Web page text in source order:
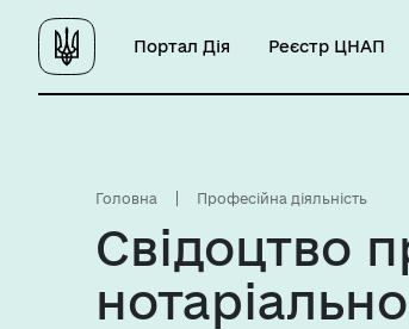
Портал Дія Реєстр ЦНАП
Головна Професійна діяльність
Свідоцтво